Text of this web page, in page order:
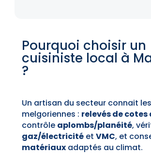
Pourquoi choisir un
cuisiniste local à
?
Un artisan du secteur connait
melgoriennes : relevés de cotes
contrôle aplombs/planéité,
gaz/électricitéet VMC, et
matériauxadaptés au climat.